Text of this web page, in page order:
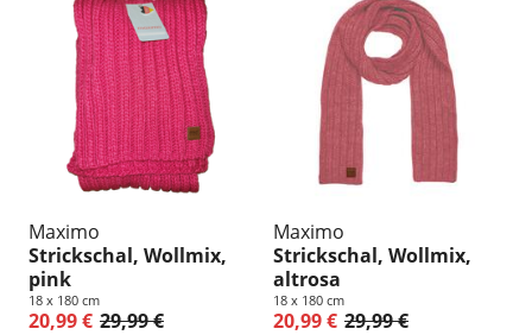
Maximo
Strickschal, Wollmix,
pink
18 x 180 cm
20,99 € 29,99 €
Maximo
Strickschal, Wollmix,
altrosa
18 x 180 cm
20,99 € 29,99 €